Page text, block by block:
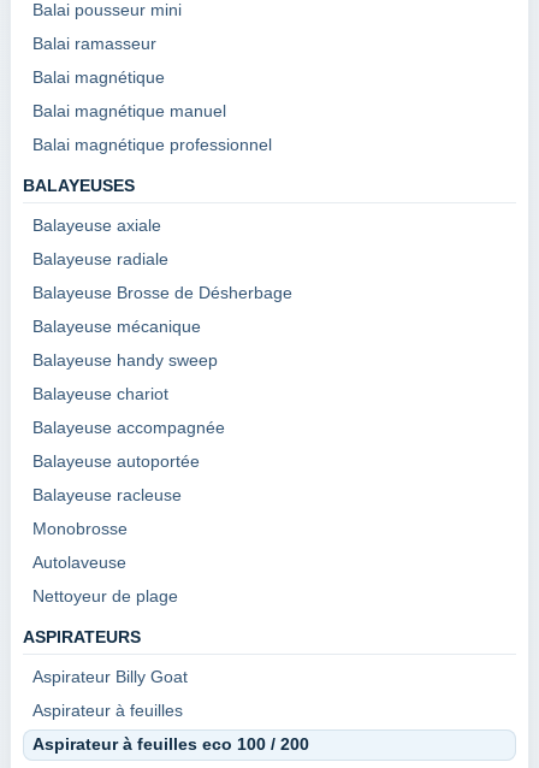
Balai pousseur mini
Balai ramasseur
Balai magnétique
Balai magnétique manuel
Balai magnétique professionnel
BALAYEUSES
Balayeuse axiale
Balayeuse radiale
Balayeuse Brosse de Désherbage
Balayeuse mécanique
Balayeuse handy sweep
Balayeuse chariot
Balayeuse accompagnée
Balayeuse autoportée
Balayeuse racleuse
Monobrosse
Autolaveuse
Nettoyeur de plage
ASPIRATEURS
Aspirateur Billy Goat
Aspirateur à feuilles
Aspirateur à feuilles eco 100 / 200